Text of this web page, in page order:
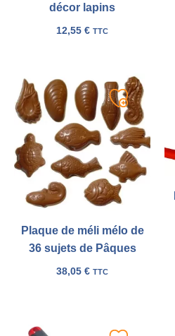
décor lapins
12,55 € TTC
Plaque de méli mélo de
36 sujets de Pâques
38,05 € TTC
Ajouter
à
ma
liste